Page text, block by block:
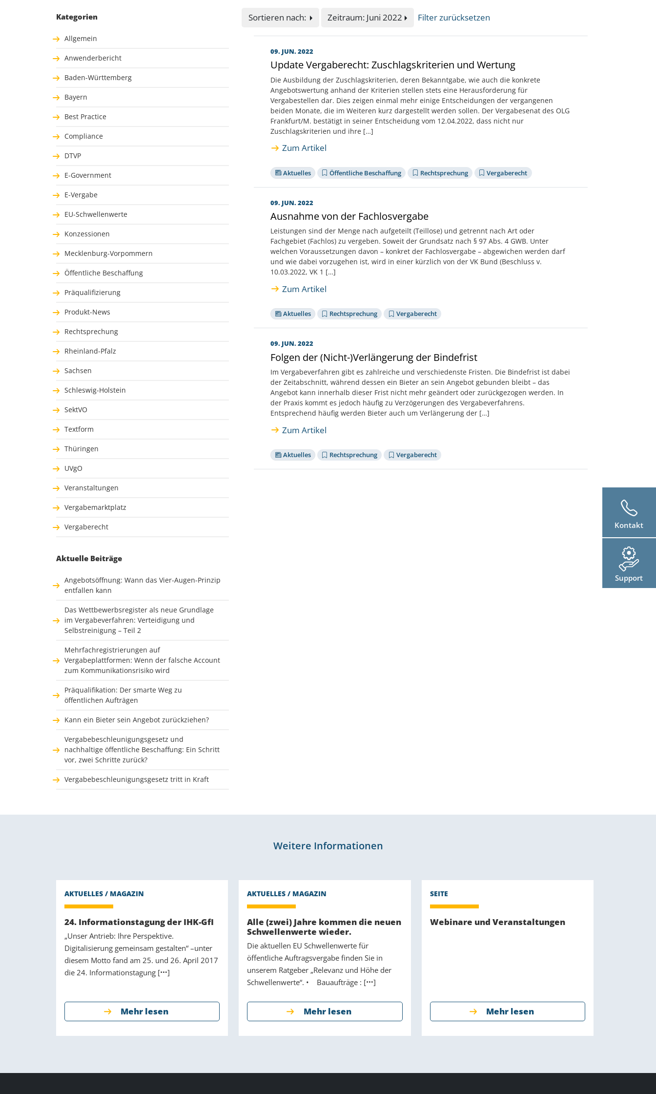
Kategorien
Allgemein
Anwenderbericht
Baden-Württemberg
Bayern
Best Practice
Compliance
DTVP
E-Government
E-Vergabe
EU-Schwellenwerte
Konzessionen
Mecklenburg-Vorpommern
Öffentliche Beschaffung
Präqualifizierung
Produkt-News
Rechtsprechung
Rheinland-Pfalz
Sachsen
Schleswig-Holstein
SektVO
Textform
Thüringen
UVgO
Veranstaltungen
Vergabemarktplatz
Vergaberecht
Aktuelle Beiträge
Angebotsöffnung: Wann das Vier-Augen-Prinzip
entfallen kann
Das Wettbewerbsregister als neue Grundlage
im Vergabeverfahren: Verteidigung und
Selbstreinigung – Teil 2
Mehrfachregistrierungen auf
Vergabeplattformen: Wenn der falsche Account
zum Kommunikationsrisiko wird
Präqualifikation: Der smarte Weg zu
öffentlichen Aufträgen
Kann ein Bieter sein Angebot zurückziehen?
Vergabebeschleunigungsgesetz und
nachhaltige öffentliche Beschaffung: Ein Schritt
vor, zwei Schritte zurück?
Vergabebeschleunigungsgesetz tritt in Kraft
Sortieren nach: Zeitraum: Juni 2022 Filter zurücksetzen
09. JUN. 2022
Update Vergaberecht: Zuschlagskriterien und Wertung
Die Ausbildung der Zuschlagskriterien, deren Bekanntgabe, wie auch die konkrete
Angebotswertung anhand der Kriterien stellen stets eine Herausforderung für
Vergabestellen dar. Dies zeigen einmal mehr einige Entscheidungen der vergangenen
beiden Monate, die im Weiteren kurz dargestellt werden sollen. Der Vergabesenat des OLG
Frankfurt/M. bestätigt in seiner Entscheidung vom 12.04.2022, dass nicht nur
Zuschlagskriterien und ihre […]
Zum Artikel
Aktuelles Öffentliche Beschaffung Rechtsprechung Vergaberecht
09. JUN. 2022
Ausnahme von der Fachlosvergabe
Leistungen sind der Menge nach aufgeteilt (Teillose) und getrennt nach Art oder
Fachgebiet (Fachlos) zu vergeben. Soweit der Grundsatz nach § 97 Abs. 4 GWB. Unter
welchen Voraussetzungen davon – konkret der Fachlosvergabe – abgewichen werden darf
und wie dabei vorzugehen ist, wird in einer kürzlich von der VK Bund (Beschluss v.
10.03.2022, VK 1 […]
Zum Artikel
Aktuelles Rechtsprechung Vergaberecht
09. JUN. 2022
Folgen der (Nicht-)Verlängerung der Bindefrist
Im Vergabeverfahren gibt es zahlreiche und verschiedenste Fristen. Die Bindefrist ist dabei
der Zeitabschnitt, während dessen ein Bieter an sein Angebot gebunden bleibt – das
Angebot kann innerhalb dieser Frist nicht mehr geändert oder zurückgezogen werden. In
der Praxis kommt es jedoch häufig zu Verzögerungen des Vergabeverfahrens.
Entsprechend häufig werden Bieter auch um Verlängerung der […]
Zum Artikel
Aktuelles Rechtsprechung Vergaberecht
Weitere Informationen
24. Informationstagung der IHK-GfI
„Unser Antrieb: Ihre Perspektive.
Digitalisierung gemeinsam gestalten“ –unter
diesem Motto fand am 25. und 26. April 2017
die 24. Informationstagung [
]
Mehr lesen
Alle (zwei) Jahre kommen die neuen
Schwellenwerte wieder.
Die aktuellen EU Schwellenwerte für
öffentliche Auftragsvergabe finden Sie in
unserem Ratgeber „Relevanz und Höhe der
Schwellenwerte“. • Bauaufträge : [
]
Mehr lesen
Webinare und Veranstaltungen
Mehr lesen
Kontakt
Support